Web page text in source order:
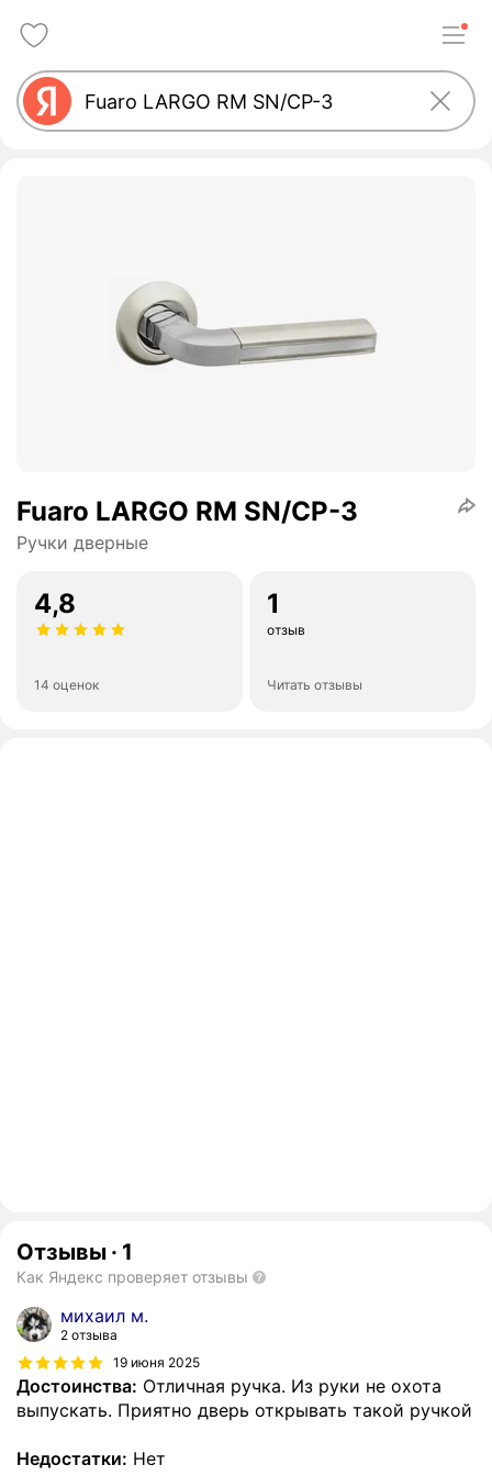
Fuaro LARGO RM SN/CP-3
Ручки дверные
4,8
14 оценок
1
отзыв
Читать отзывы
Отзывы · 1
Как Яндекс проверяет отзывы
михаил м.
2 отзыва
19 июня 2025
Достоинства: Отличная ручка. Из руки не охота
выпускать. Приятно дверь открывать такой ручкой
Недостатки: Нет